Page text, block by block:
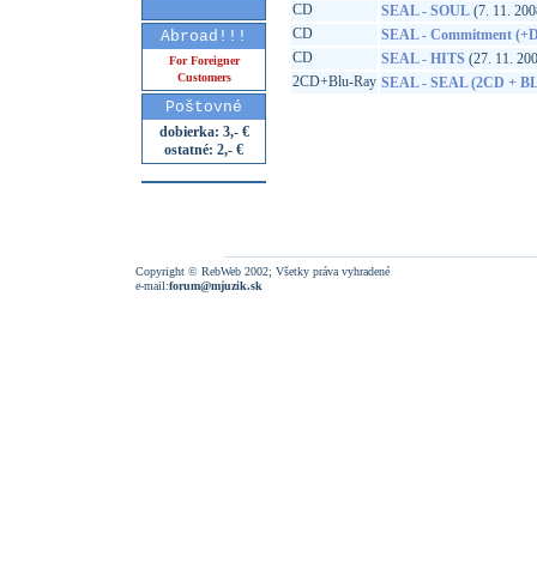
Abroad!!!
For Foreigner
Customers
Poštovné
dobierka: 3,- €
ostatné: 2,- €
CD
SEAL - SOUL (7. 11.
CD
SEAL - Commitment
CD
SEAL - HITS (27. 11.
2CD+Blu-Ray SEAL - SEAL (2CD +
Copyright © RebWeb 2002; Všetky práva vyhradené
e-mail:forum@mjuzik.sk